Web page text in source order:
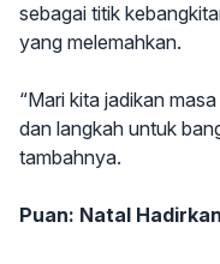
sebagai titik
yang melemahkan.
“Mari kita jadikan
dan langkah untuk
tambahnya.
Puan: Natal